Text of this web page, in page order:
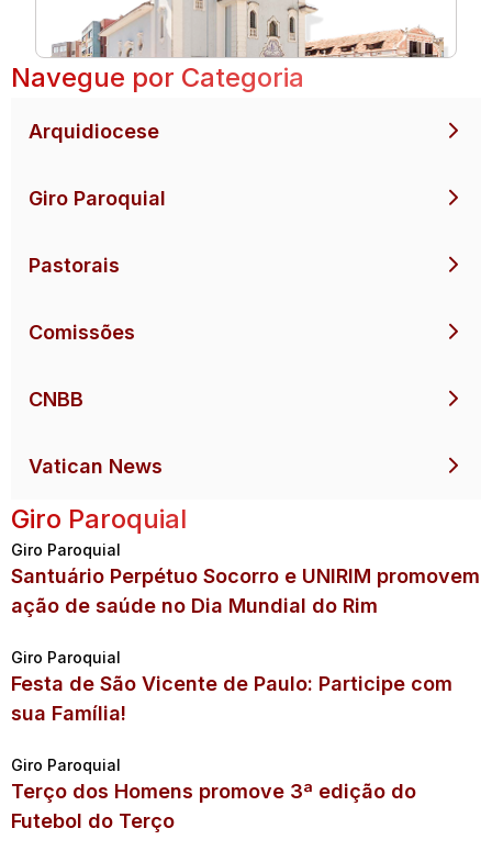
Navegue por Categoria
Arquidiocese
Giro Paroquial
Pastorais
Comissões
CNBB
Vatican News
Giro Paroquial
Giro Paroquial
Santuário Perpétuo Socorro e UNIRIM promovem
ação de saúde no Dia Mundial do Rim
Giro Paroquial
Festa de São Vicente de Paulo: Participe com
sua Família!
Giro Paroquial
Terço dos Homens promove 3ª edição do
Futebol do Terço